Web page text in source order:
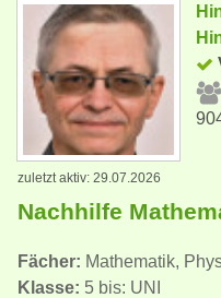
zuletzt aktiv: 29.07.2026
Nachhilfe
Fächer: Mathematik,
Klasse: 5 bis: UNI